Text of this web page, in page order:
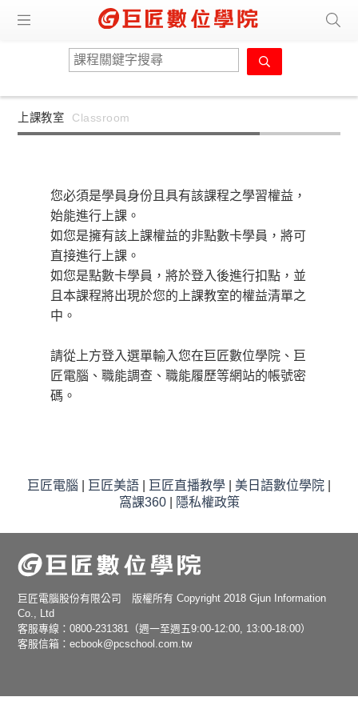
上課教室 Classroom
您必須是學員身份且具有該課程之學習權益，
始能進行上課。
如您是擁有該上課權益的非點數卡學員，將可
直接進行上課。
如您是點數卡學員，將於登入後進行扣點，並
且本課程將出現於您的上課教室的權益清單之
中。
請從上方登入選單輸入您在巨匠數位學院、巨
匠電腦、職能調查、職能履歷等網站的帳號密
碼。
巨匠電腦 巨匠美語 巨匠直播教學 美日語數位學院
窩課360
隱私權政策
巨匠電腦股份有限公司 版權所有 Copyright 2018 Gjun Information
Co., Ltd
客服專線：0800-231381（週一至週五9:00-12:00, 13:00-18:00）
客服信箱：ecbook@pcschool.com.tw